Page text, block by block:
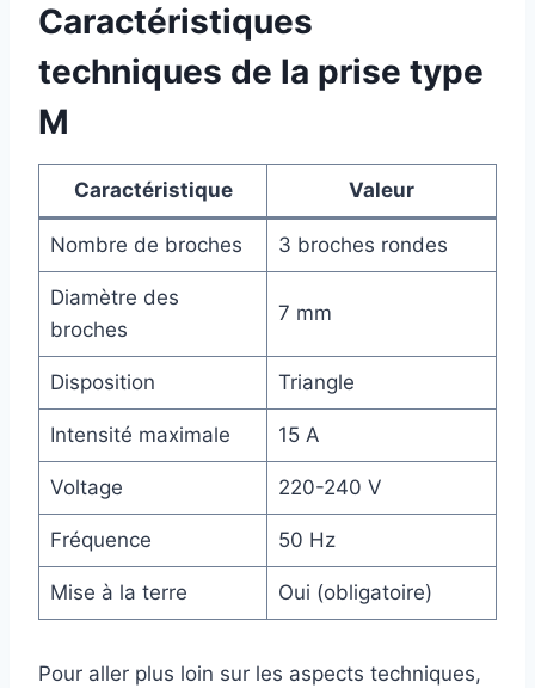
Caractéristiques
techniques de la prise type
M
Caractéristique Valeur
Nombre de broches 3 broches rondes
Diamètre des
broches
7 mm
Disposition Triangle
Intensité maximale 15 A
Voltage 220-240 V
Fréquence 50 Hz
Mise à la terre Oui (obligatoire)
Pour aller plus loin sur les aspects techniques,